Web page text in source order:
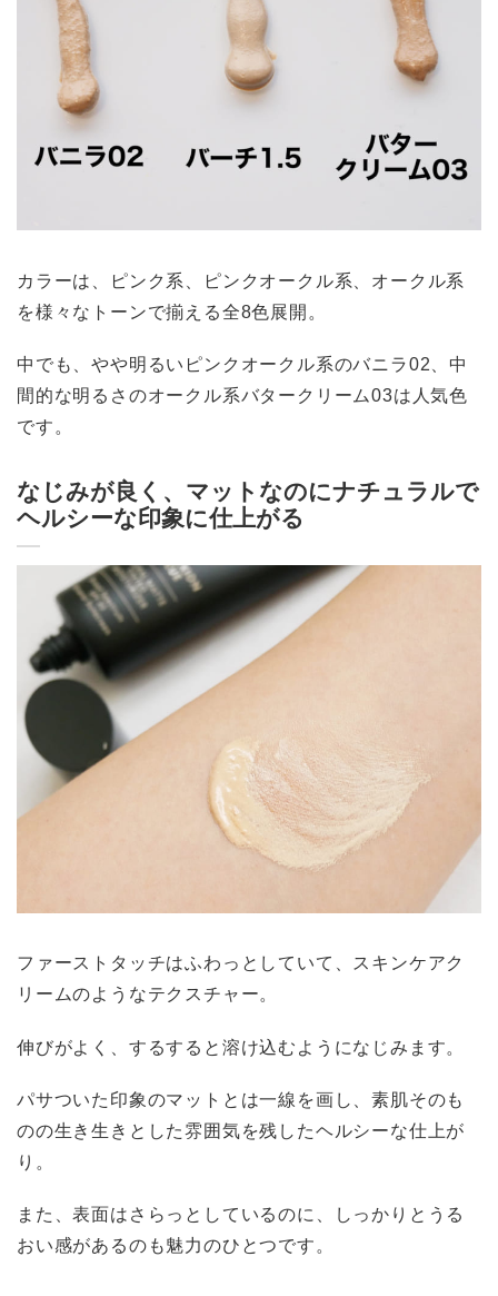
カラーは、ピンク系、ピンクオークル系、オークル系
を様々なトーンで揃える全8色展開。
中でも、やや明るいピンクオークル系のバニラ02、中
間的な明るさのオークル系バタークリーム03は人気色
です。
なじみが良く、マットなのにナチュラルで
ヘルシーな印象に仕上がる
ファーストタッチはふわっとしていて、スキンケアク
リームのようなテクスチャー。
伸びがよく、するすると溶け込むようになじみます。
パサついた印象のマットとは一線を画し、素肌そのも
のの生き生きとした雰囲気を残したヘルシーな仕上が
り。
また、表面はさらっとしているのに、しっかりとうる
おい感があるのも魅力のひとつです。